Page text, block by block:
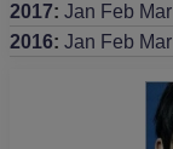
2017: Jan Feb Mar
2016: Jan Feb Mar